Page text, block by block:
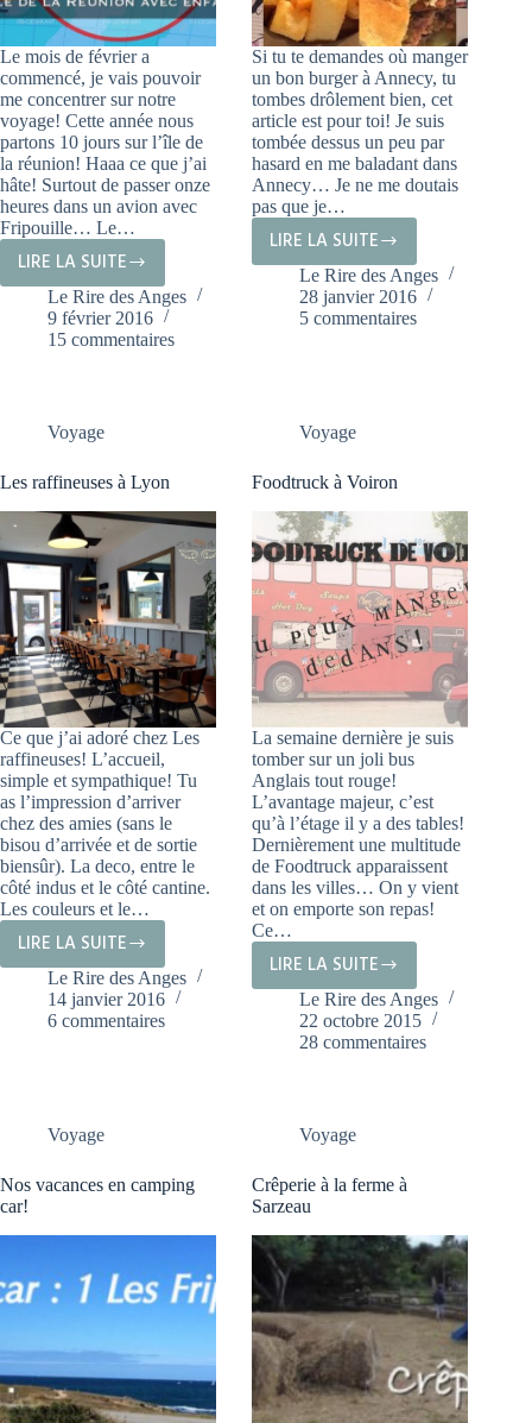
Le mois de février a
commencé, je vais pouvoir
me concentrer sur notre
voyage! Cette année nous
partons 10 jours sur l’île de
la réunion! Haaa ce que j’ai
hâte! Surtout de passer onze
heures dans un avion avec
Fripouille… Le…
LIRE LA SUITE
L’ÎLE
DE
LA
Le Rire des Anges
9 février 2016
15 commentaires
Si tu te demandes où manger
un bon burger à Annecy, tu
tombes drôlement bien, cet
article est pour toi! Je suis
tombée dessus un peu par
hasard en me baladant dans
Annecy… Je ne me doutais
pas que je…
LIRE LA SUITE
OÙ
MANGER
UN
ANNECY
AILLEURS
Le Rire des Anges
28 janvier 2016
5 commentaires
Voyage
Les raffineuses à Lyon
Ce que j’ai adoré chez Les
raffineuses! L’accueil,
simple et sympathique! Tu
as l’impression d’arriver
chez des amies (sans le
bisou d’arrivée et de sortie
biensûr). La deco, entre le
côté indus et le côté cantine.
Les couleurs et le…
LIRE LA SUITE
LES
RAFFINEUSES
À
Le Rire des Anges
14 janvier 2016
6 commentaires
Voyage
Foodtruck à Voiron
La semaine dernière je suis
tomber sur un joli bus
Anglais tout rouge!
L’avantage majeur, c’est
qu’à l’étage il y a des tables!
Dernièrement une multitude
de Foodtruck apparaissent
dans les villes… On y vient
et on emporte son repas!
Ce…
LIRE LA SUITEFOODTRUCK
À
VOIRON
Le Rire des Anges
22 octobre 2015
28 commentaires
Voyage
Nos vacances en camping
car!
Voyage
Crêperie à la ferme à
Sarzeau